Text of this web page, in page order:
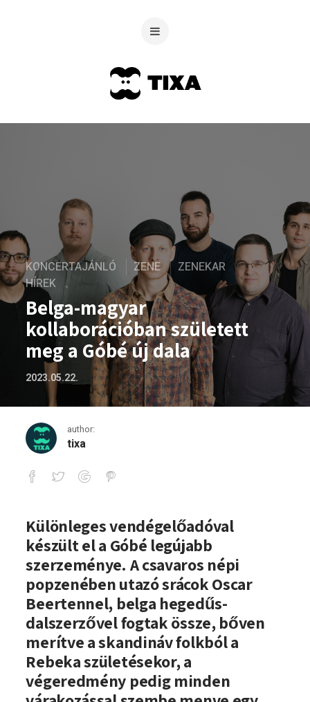
KONCERTAJÁNLÓ ZENE
ZENEKAR
HÍREK
Belga-magyar
kollaborációban született
meg a Góbé új dala
2023.05.22.
author:
tixa
Belga-magyar kollaborációban
Különleges vendégelőadóval
készült el a Góbé legújabb
szerzeménye. A csavaros népi
popzenében utazó srácok Oscar
Beertennel, belga hegedűs-
dalszerzővel fogtak össze, bőven
merítve a skandináv folkból a
Rebeka születésekor, a
végeredmény pedig minden